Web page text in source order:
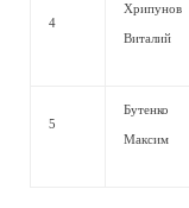
4
Хрипунов
Виталий
5
Бутенко
Максим